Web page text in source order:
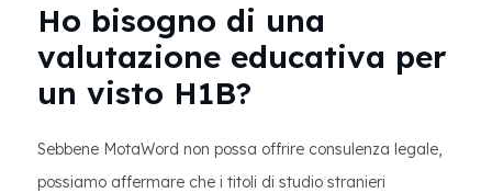
Ho bisogno di una
valutazione educativa per
un visto H1B?
Sebbene MotaWord non possa offrire consulenza legale,
possiamo affermare che i titoli di studio stranieri